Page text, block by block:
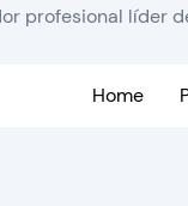
profesional líder
Home